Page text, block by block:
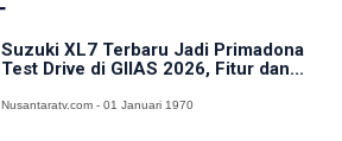
Suzuki XL7 Terbaru Jadi Primadona
Test Drive di GIIAS 2026, Fitur dan...
Nusantaratv.com - 01 Januari 1970